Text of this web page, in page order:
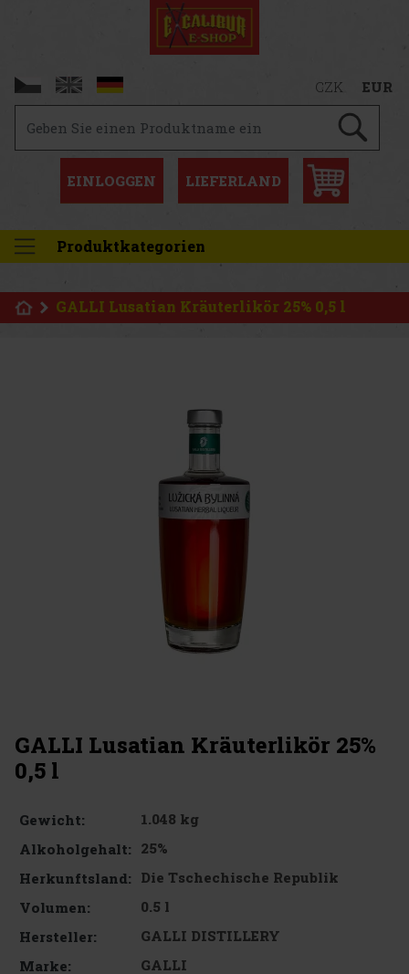
CZK EUR
EINLOGGEN LIEFERLAND
Produktkategorien
GALLI Lusatian Kräuterlikör 25% 0,5 l
GALLI Lusatian Kräuterlikör 25%
0,5 l
Gewicht:
1.048 kg
Alkoholgehalt: 25%
Herkunftsland: Die Tschechische Republik
Volumen:
0.5 l
Hersteller:
GALLI DISTILLERY
Marke:
GALLI